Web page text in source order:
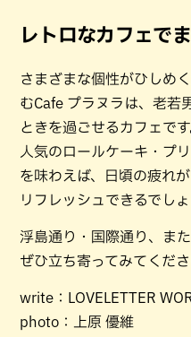
レトロなカフェで
さまざまな個性がひしめ
むCafe プラヌラは、老若
ときを過ごせるカフェです
人気のロールケーキ・プ
を味わえば、日頃の疲れ
リフレッシュできるでしょ
浮島通り・国際通り、ま
ぜひ立ち寄ってみてくださ
write：LOVELETTER
photo：上原 優維